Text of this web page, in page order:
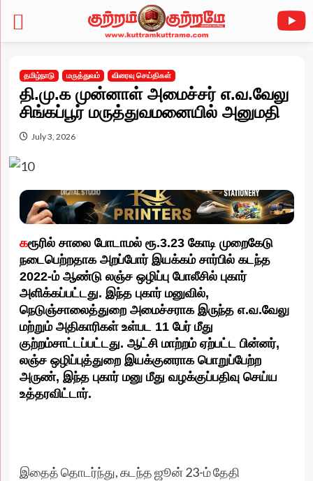
to
content
தமிழ்நாடு மருத்துவம் விரைவு செய்திகள்
தி.மு.க முன்னாள் அமைச்சர் எ.வ.வேலு
சிங்கப்பூர் மருத்துவமனையில் அனுமதி
July 3, 2026
கரூரில் சாலை போடாமல் ரூ.3.23 கோடி முறைகேடு
நடைபெற்றதாக அறப்போர் இயக்கம் சார்பில் கடந்த
2022-ம் ஆண்டு லஞ்ச ஒழிப்பு போலீசில் புகார்
அளிக்கப்பட்டது. இந்த புகார் மனுவில்,
நெடுஞ்சாலைத்துறை அமைச்சராக இருந்த எ.வ.வேலு
மற்றும் அதிகாரிகள் உள்பட 11 பேர் மீது
குற்றம்சாட்டப்பட்டது. ஆட்சி மாற்றம் ஏற்பட்ட பின்னர்,
லஞ்ச ஒழிப்புத்துறை இயக்குனராக பொறுப்பேற்ற
அருண், இந்த புகார் மனு மீது வழக்குப்பதிவு செய்ய
உத்தரவிட்டார்.
இதைத் தொடர்ந்து, கடந்த ஜூன் 23-ம் தேதி